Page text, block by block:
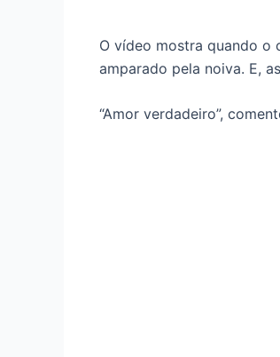
O vídeo mostra quando o
amparado pela noiva. E,
“Amor verdadeiro”,